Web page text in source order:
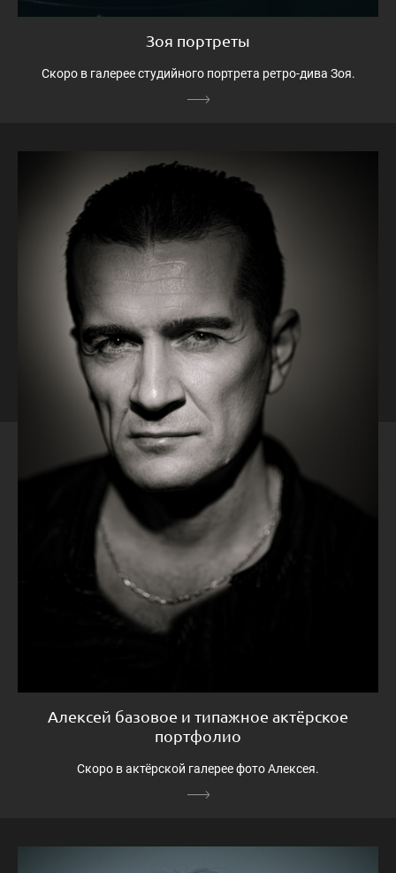
Зоя портреты
Скоро в галерее студийного портрета ретро-дива Зоя.
Алексей базовое и типажное актёрское
портфолио
Скоро в актёрской галерее фото Алексея.